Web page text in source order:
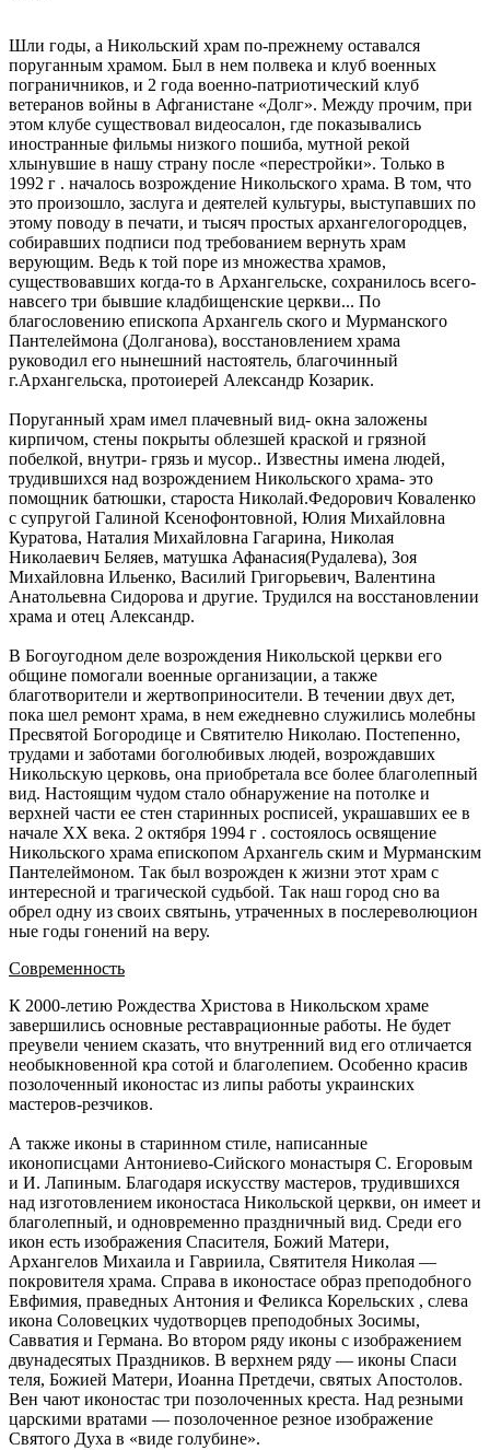
Шли годы, а Никольский храм по-прежнему оставался
поруганным храмом. Был в нем полвека и клуб военных
пограничников, и 2 года военно-патриотический клуб
ветеранов войны в Афганистане «Долг». Между прочим, при
этом клубе существовал видеосалон, где показывались
иностранные фильмы низкого пошиба, мутной рекой
хлынувшие в нашу страну после «перестройки». Только в
1992 г . началось возрождение Никольского храма. В том, что
это произошло, заслуга и деятелей культуры, выступавших по
этому поводу в печати, и тысяч простых архангелогородцев,
собиравших подписи под требованием вернуть храм
верующим. Ведь к той поре из множества храмов,
существовавших когда-то в Архангельске, сохранилось всего-
навсего три бывшие кладбищенские церкви... По
благословению епископа Архангель ского и Мурманского
Пантелеймона (Долганова), восстановлением храма
руководил его нынешний настоятель, благочинный
г.Архангельска, протоиерей Александр Козарик.
Поруганный храм имел плачевный вид- окна заложены
кирпичом, стены покрыты облезшей краской и грязной
побелкой, внутри- грязь и мусор.. Известны имена людей,
трудившихся над возрождением Никольского храма- это
помощник батюшки, староста Николай.Федорович Коваленко
с супругой Галиной Ксенофонтовной, Юлия Михайловна
Куратова, Наталия Михайловна Гагарина, Николая
Николаевич Беляев, матушка Афанасия(Рудалева), Зоя
Михайловна Ильенко, Василий Григорьевич, Валентина
Анатольевна Сидорова и другие. Трудился на восстановлении
храма и отец Александр.
В Богоугодном деле возрождения Никольской церкви его
общине помогали военные организации, а также
благотворители и жертвоприносители. В течении двух дет,
пока шел ремонт храма, в нем ежедневно служились молебны
Пресвятой Богородице и Святителю Николаю. Постепенно,
трудами и заботами боголюбивых людей, возрождавших
Никольскую церковь, она приобретала все более благолепный
вид. Настоящим чудом стало обнаружение на потолке и
верхней части ее стен старинных росписей, украшавших ее в
начале XX века. 2 октября 1994 г . состоялось освящение
Никольского храма епископом Архангель ским и Мурманским
Пантелеймоном. Так был возрожден к жизни этот храм с
интересной и трагической судьбой. Так наш город сно ва
обрел одну из своих святынь, утраченных в послереволюцион
ные годы гонений на веру.
Современность
К 2000-летию Рождества Христова в Никольском храме
завершились основные реставрационные работы. Не будет
преувели чением сказать, что внутренний вид его отличается
необыкновенной кра сотой и благолепием. Особенно красив
позолоченный иконостас из липы работы украинских
мастеров-резчиков.
А также иконы в старинном стиле, написанные
иконописцами Антониево-Сийского монастыря С. Егоровым
и И. Лапиным. Благодаря искусству мастеров, трудившихся
над изготовлением иконостаса Никольской церкви, он имеет и
благолепный, и одновременно праздничный вид. Среди его
икон есть изображения Спасителя, Божий Матери,
Архангелов Михаила и Гавриила, Святителя Николая —
покровителя храма. Справа в иконостасе образ преподобного
Евфимия, праведных Антония и Феликса Корельских , слева
икона Соловецких чудотворцев преподобных Зосимы,
Савватия и Германа. Во втором ряду иконы с изображением
двунадесятых Праздников. В верхнем ряду — иконы Спаси
теля, Божией Матери, Иоанна Претдечи, святых Апостолов.
Вен чают иконостас три позолоченных креста. Над резными
царскими вратами — позолоченное резное изображение
Святого Духа в «виде голубине».